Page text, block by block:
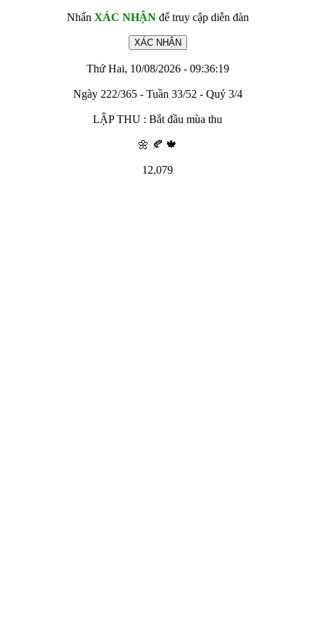
Nhấn XÁC NHẬNđể truy cập diễn đàn
Thứ Hai, 10/08/2026 - 09:36:19
Ngày 222/365 - Tuần 33/52 - Quý 3/4
LẬP THU : Bắt đầu mùa thu
🌼 🍂 🍁
12,079